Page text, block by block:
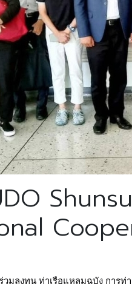
มลงทุน ท่าเรือแหลมฉบัง การ